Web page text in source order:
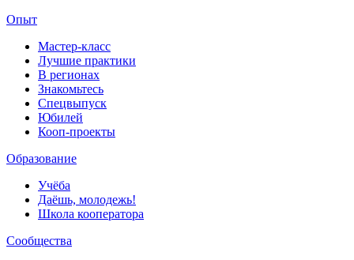
Опыт
Мастер-класс
Лучшие практики
В регионах
Знакомьтесь
Спецвыпуск
Юбилей
Кооп-проекты
Образование
Учёба
Даёшь, молодежь!
Школа кооператора
Сообщества